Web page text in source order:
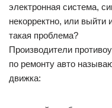
электронная система,
некорректно, или выйти
такая проблема?
Производители
по ремонту авто
движка: